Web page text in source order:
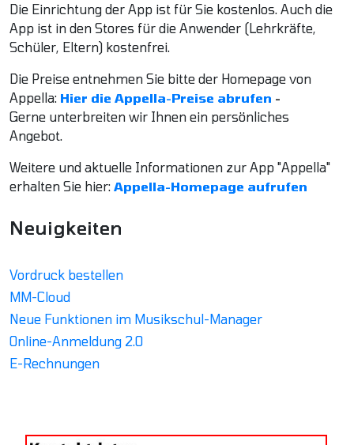
Die Einrichtung der App ist für Sie kostenlos. Auch die
App ist in den Stores für die Anwender (Lehrkräfte,
Schüler, Eltern) kostenfrei.
Die Preise entnehmen Sie bitte der Homepage von
Appella: Hier die Appella-Preise abrufen -
Gerne unterbreiten wir Ihnen ein persönliches
Angebot.
Weitere und aktuelle Informationen zur App "Appella"
erhalten Sie hier: Appella-Homepage aufrufen
Neuigkeiten
Vordruck bestellen
MM-Cloud
Neue Funktionen im Musikschul-Manager
Online-Anmeldung 2.0
E-Rechnungen